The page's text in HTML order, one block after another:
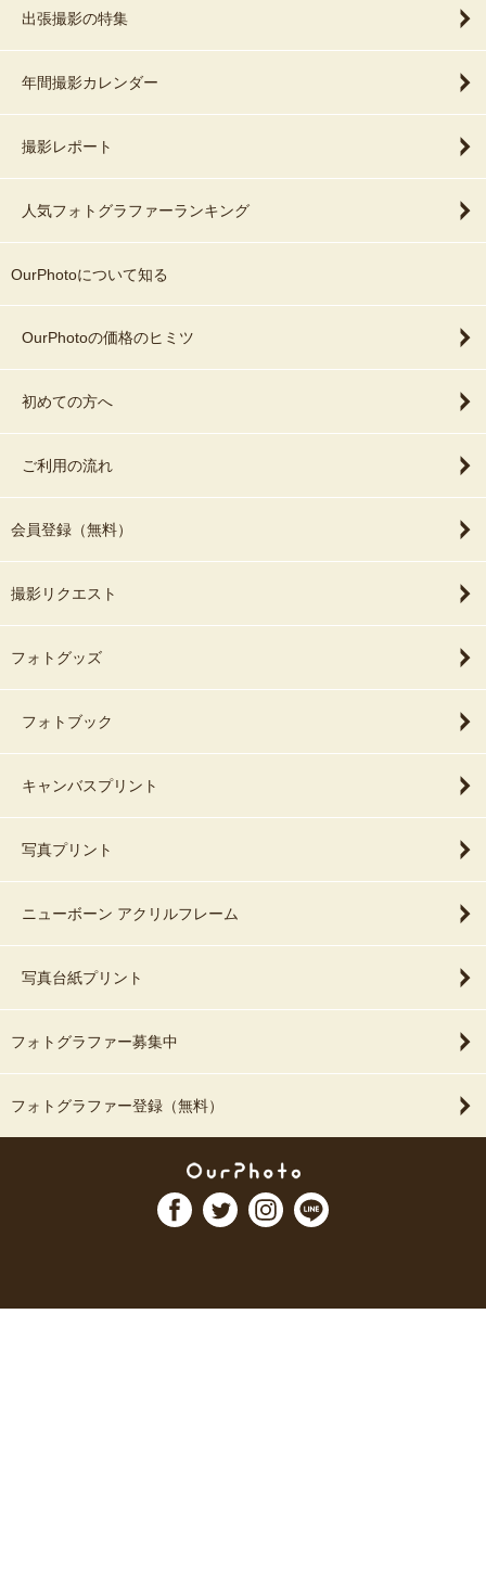
出張撮影の特集
年間撮影カレンダー
撮影レポート
人気フォトグラファーランキング
OurPhotoについて知る
OurPhotoの価格のヒミツ
初めての方へ
ご利用の流れ
会員登録（無料）
撮影リクエスト
フォトグッズ
フォトブック
キャンバスプリント
写真プリント
ニューボーン アクリルフレーム
写真台紙プリント
フォトグラファー募集中
フォトグラファー登録（無料）